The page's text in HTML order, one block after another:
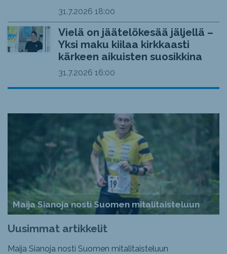
31.7.2026 18:00
Vielä on jäätelökesää jäljellä –
Yksi maku kiilaa kirkkaasti
kärkeen aikuisten suosikkina
31.7.2026 16:00
Maija Sianoja nosti Suomen mitalitaisteluun
Uusimmat artikkelit
Maija Sianoja nosti Suomen mitalitaisteluun